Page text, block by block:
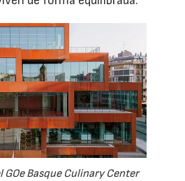
Basque Culinary Center